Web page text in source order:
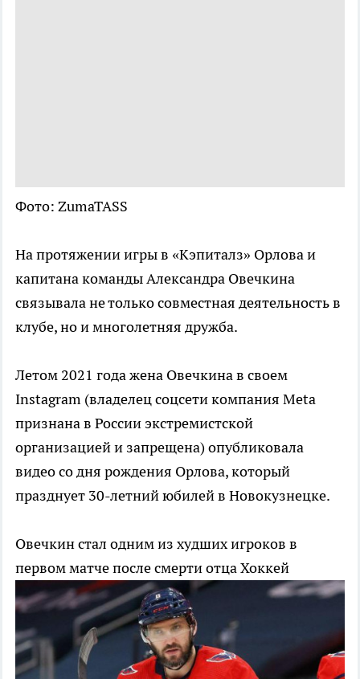
Фото: ZumaTASS
На протяжении игры в «Кэпиталз» Орлова и
капитана команды Александра Овечкина
связывала не только совместная деятельность в
клубе, но и многолетняя дружба.
Летом 2021 года жена Овечкина в своем
Instagram (владелец соцсети компания Metа
признана в России экстремистской
организацией и запрещена) опубликовала
видео со дня рождения Орлова, который
празднует 30-летний юбилей в Новокузнецке.
Овечкин стал одним из худших игроков в
первом матче после смерти отцаХоккей